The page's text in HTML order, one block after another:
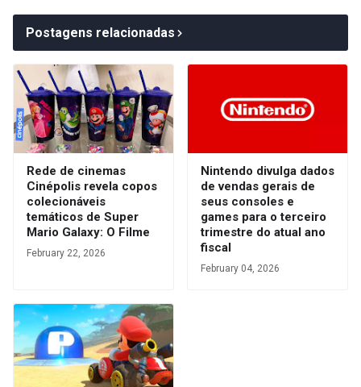
Postagens relacionadas
Rede de cinemas
Cinépolis revela copos
colecionáveis
temáticos de Super
Mario Galaxy: O Filme
February 22, 2026
Nintendo divulga dados
de vendas gerais de
seus consoles e
games para o terceiro
trimestre do atual ano
fiscal
February 04, 2026